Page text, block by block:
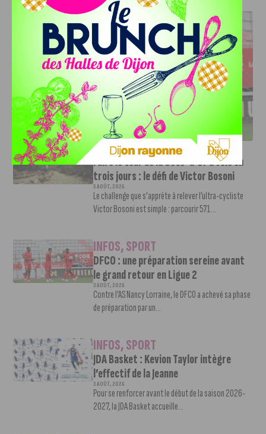
J'AIME LE DFCO
DFCO : UNE PRÉPARATION SEREINE AVANT LE GRAND
RETOUR EN LIGUE 2
INFOS,SPORT
Faire le tour de la Côte-d’Or à vélo en
trois jours : le défi de Victor Bosoni
5 AOÛT, 2026
Le challenge que s’apprête à relever l’ultra-cycliste
Victor Bosoni est simple : parcourir 571...
INFOS,SPORT
DFCO : une préparation sereine avant
le grand retour en Ligue 2
3 AOÛT, 2026
Contre l’AS Nancy Lorraine, le DFCO a achevé sa phase
de préparation par un...
INFOS,SPORT
JDA Basket : Kevion Taylor intègre
l’effectif de la Jeanne
3 AOÛT, 2026
Pour se renforcer avant le début de la saison 2026-
2027, la JDA Basket accueille...